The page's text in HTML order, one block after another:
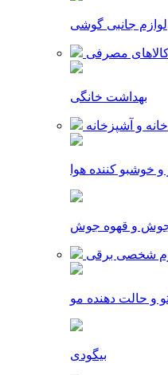
لوازم جانبی گوشی
مصرفی
بهداشت خانگی
خانه و آشپزخانه
و خوشبو کننده هوا
و قهوه جوش
شخصی برقی
و حالت دهنده مو
بیگودی